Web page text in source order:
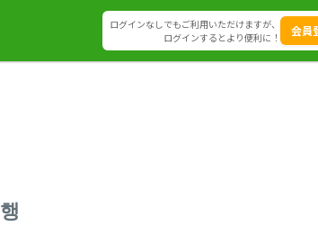
ログインなしでもご利用いただけますが、
ログインするとより便利に！
会員